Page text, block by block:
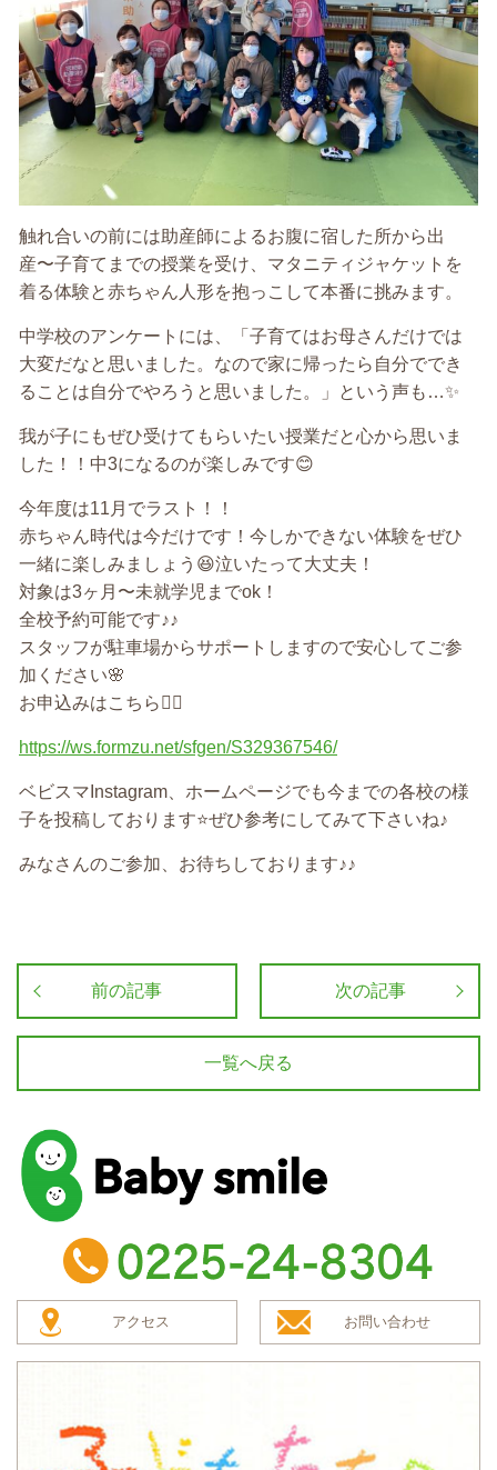
触れ合いの前には助産師によるお腹に宿した所から出
産〜子育てまでの授業を受け、マタニティジャケットを
着る体験と赤ちゃん人形を抱っこして本番に挑みます。
中学校のアンケートには、「子育てはお母さんだけでは
大変だなと思いました。なので家に帰ったら自分ででき
ることは自分でやろうと思いました。」という声も…✨
我が子にもぜひ受けてもらいたい授業だと心から思いま
した！！中3になるのが楽しみです😊
今年度は11月でラスト！！
赤ちゃん時代は今だけです！今しかできない体験をぜひ
一緒に楽しみましょう😆泣いたって大丈夫！
対象は3ヶ月〜未就学児までok！
全校予約可能です♪♪
スタッフが駐車場からサポートしますので安心してご参
加ください🌸
お申込みはこちら💁‍♀️
https://ws.formzu.net/sfgen/S329367546/
ベビスマInstagram、ホームページでも今までの各校の様
子を投稿しております⭐️ぜひ参考にしてみて下さいね♪
みなさんのご参加、お待ちしております♪♪
前の記事 次の記事
一覧へ戻る
baby smile
TEL：0225-24-8304
アクセス お問い合わせ